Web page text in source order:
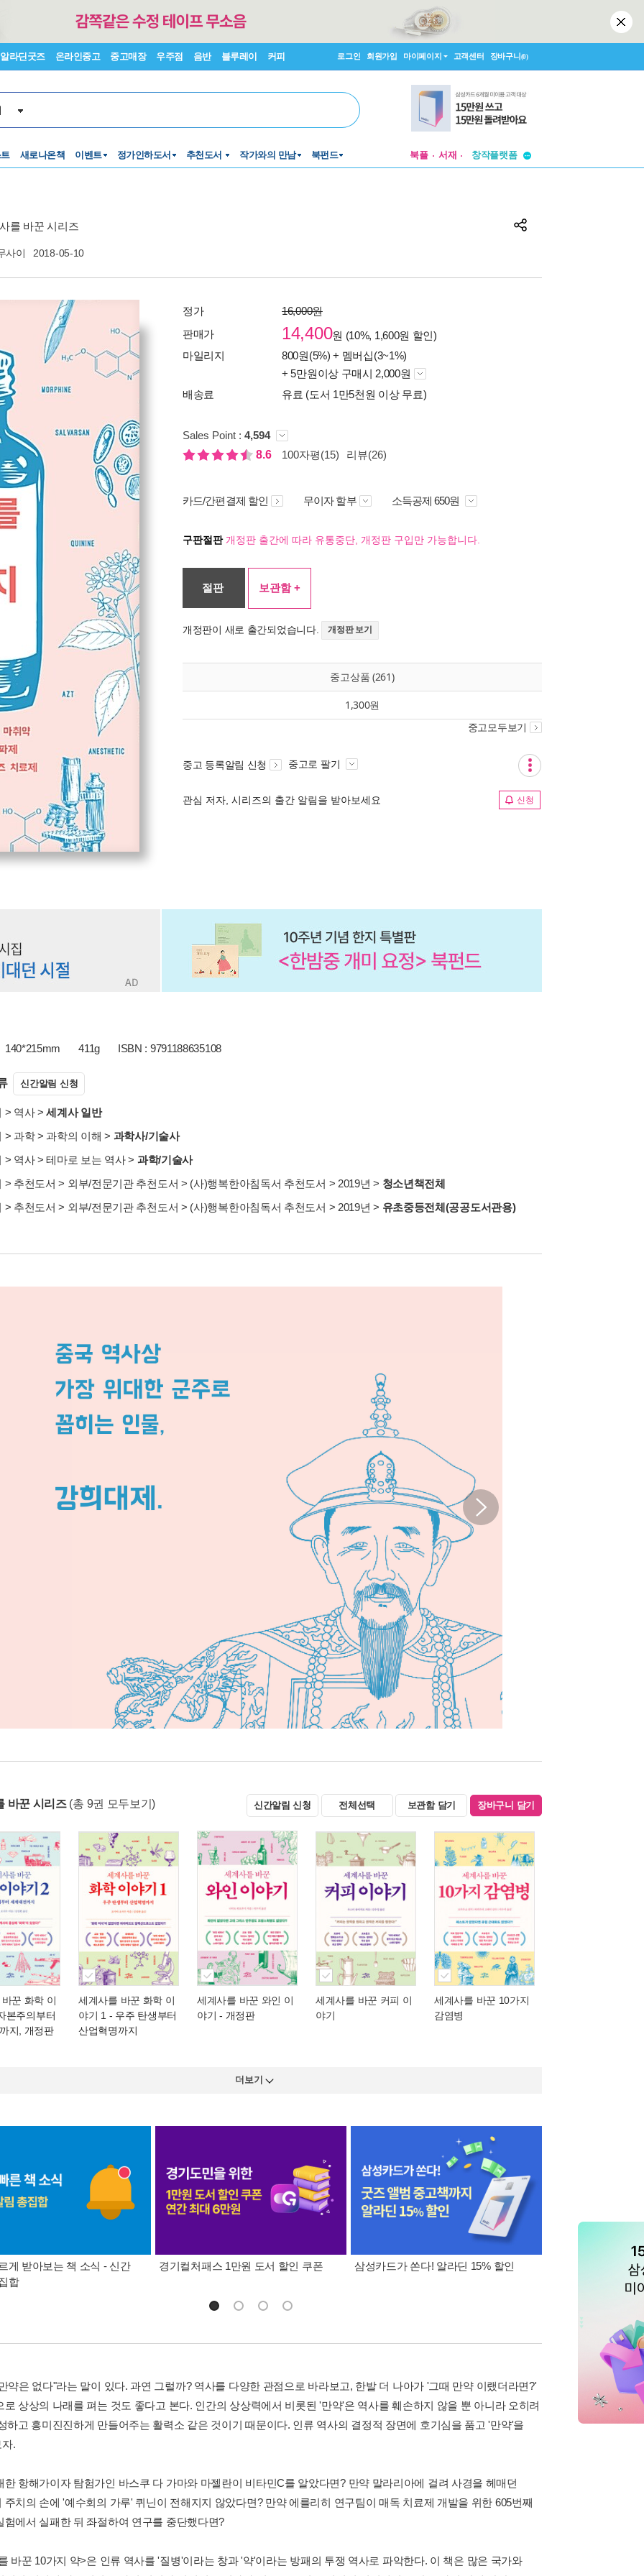
알라딘굿즈 온라인중고 중고매장 우주점 음반 블루레이 커피 로그인 회원가입 마이페이지 고객센터 장바구니(0)
새로나온책 이벤트 정가인하도서 추천도서 작가와의 만남 북펀드 북플 서재
창작플랫폼
투비컨티뉴드
를 바꾼 시리즈
사이 2018-05-10
정가
16,000원
판매가
14,400원 (10%, 1,600원 할인)
마일리지
800원(5%) + 멤버십(3~1%)
+ 5만원이상 구매시 2,000원
배송료
유료 (도서 1만5천원 이상 무료)
Sales Point : 4,594
8.6
100자평(15) 리뷰(26)
카드/간편결제 할인 무이자 할부 소득공제 650원
구판절판개정판 출간에 따라 유통중단, 개정판 구입만 가능합니다.
절판 보관함 +
개정판이 새로 출간되었습니다. 개정판 보기
중고상품 (261)
1,300원
중고모두보기
중고 등록알림 신청 중고로 팔기
관심 저자, 시리즈의 출간 알림을 받아보세요 신청
140*215mm 411g ISBN : 9791188635108
신간알림 신청
> 역사>세계사 일반
> 과학>과학의 이해 > 과학사/기술사
> 역사>테마로 보는 역사> 과학/기술사
> 추천도서 > 외부/전문기관 추천도서 > (사)행복한아침독서 추천도서 > 2019년 > 청소년책전체
> 추천도서 > 외부/전문기관 추천도서 > (사)행복한아침독서 추천도서 > 2019년 > 유초중등전체(공공도서관용)
바꾼 시리즈 (총 9권 모두보기) 신간알림 신청 전체선택 보관함 담기 장바구니 담기
꾼 화학 이
본주의부터
지, 개정판
세계사를 바꾼 화학 이
야기 1 - 우주 탄생부터
산업혁명까지
세계사를 바꾼 와인 이
야기 - 개정판
세계사를 바꾼 커피 이
야기
세계사를 바꾼 10가지
감염병
더보기
게 받아보는 책 소식 - 신간
합
경기컬처패스 1만원 도서 할인 쿠폰 삼성카드가 쏜다! 알라딘 15% 할인 이 달의 적립금 혜택
약은 없다"라는 말이 있다. 과연 그럴까? 역사를 다양한 관점으로 바라보고, 한발 더 나아가 '그때 만약 이랬더라면?'
로 상상의 나래를 펴는 것도 좋다고 본다. 인간의 상상력에서 비롯된 '만약'은 역사를 훼손하지 않을 뿐 아니라 오히려
하고 흥미진진하게 만들어주는 활력소 같은 것이기 때문이다. 인류 역사의 결정적 장면에 호기심을 품고 '만약'을
.
한 항해가이자 탐험가인 바스쿠 다 가마와 마젤란이 비타민C를 알았다면? 만약 말라리아에 걸려 사경을 헤매던
주치의 손에 '예수회의 가루' 퀴닌이 전해지지 않았다면? 만약 에를리히 연구팀이 매독 치료제 개발을 위한 605번째
험에서 실패한 뒤 좌절하여 연구를 중단했다면?
바꾼 10가지 약>은 인류 역사를 '질병'이라는 창과 '약'이라는 방패의 투쟁 역사로 파악한다. 이 책은 많은 국가와